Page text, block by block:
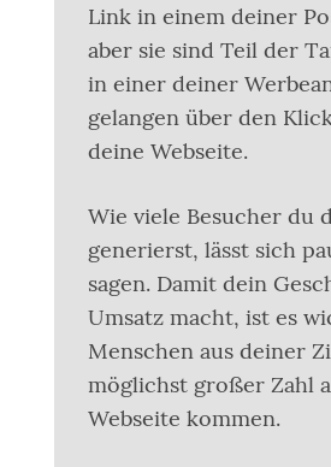
Link in einem deiner
aber sie sind Teil der
in einer deiner
gelangen über den
deine Webseite.
Wie viele Besucher du
generierst, lässt sich
sagen. Damit dein
Umsatz macht, ist es
Menschen aus deiner
möglichst großer Zahl
Webseite kommen.